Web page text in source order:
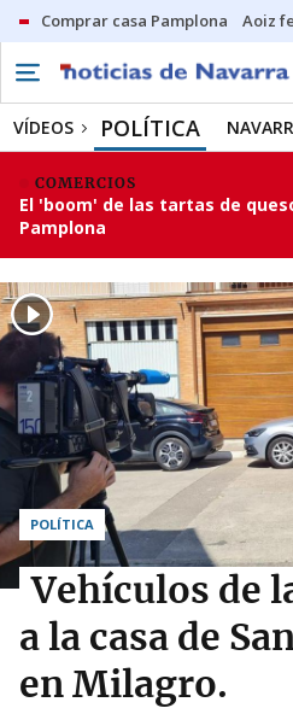
Comprar casa Pamplona Aoiz
VÍDEOS POLÍTICA
COMERCIOS
El 'boom' de las tartas de
Pamplona
POLÍTICA
Vehículos de
a la casa de
en Milagro.